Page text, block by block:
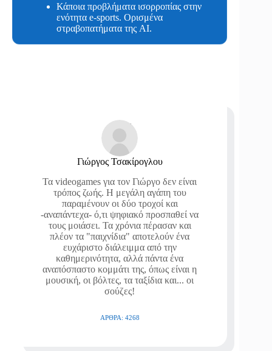
Κάποια προβλήματα ισορροπίας στην
ενότητα e-sports. Ορισμένα
στραβοπατήματα της AI.
Γιώργος Τσακίρογλου
Τα videogames για τον Γιώργο δεν είναι
τρόπος ζωής. Η μεγάλη αγάπη του
παραμένουν οι δύο τροχοί και
-αναπάντεχα- ό,τι ψηφιακό προσπαθεί να
τους μοιάσει. Τα χρόνια πέρασαν και
πλέον τα "παιχνίδια" αποτελούν ένα
ευχάριστο διάλειμμα από την
καθημερινότητα, αλλά πάντα ένα
αναπόσπαστο κομμάτι της, όπως είναι η
μουσική, οι βόλτες, τα ταξίδια και... οι
σούζες!
ΆΡΘΡΑ: 4268